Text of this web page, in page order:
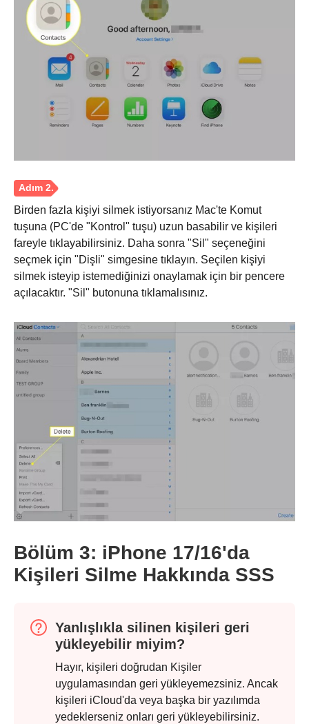
Aşama 1.
Birden fazla kişiyi silmek istiyorsanız Mac'te Komut
tuşuna (PC'de "Kontrol" tuşu) uzun basabilir ve kişileri
fareyle tıklayabilirsiniz. Daha sonra "Sil" seçeneğini
seçmek için "Dişli" simgesine tıklayın. Seçilen kişiyi
silmek isteyip istemediğinizi onaylamak için bir pencere
açılacaktır. "Sil" butonuna tıklamalısınız.
Bölüm 3: iPhone 17/16'da
Kişileri Silme Hakkında SSS
Yanlışlıkla silinen kişileri geri
yükleyebilir miyim?
Hayır, kişileri doğrudan Kişiler
uygulamasından geri yükleyemezsiniz. Ancak
kişileri iCloud'da veya başka bir yazılımda
yedeklerseniz onları geri yükleyebilirsiniz.